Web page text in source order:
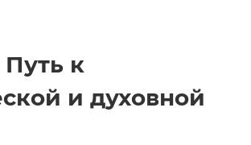
Путь к
и духовной